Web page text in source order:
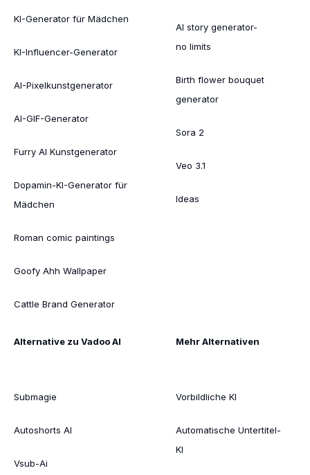
KI-Generator für Mädchen
KI-Influencer-Generator
AI-Pixelkunstgenerator
AI-GIF-Generator
Furry AI Kunstgenerator
Dopamin-KI-Generator für
Mädchen
Roman comic paintings
Goofy Ahh Wallpaper
Cattle Brand Generator
AI story generator-
no limits
Birth flower bouquet
generator
Sora 2
Veo 3.1
Ideas
Alternative zu Vadoo AI
Submagie
Autoshorts AI
Vsub-Ai
Mehr Alternativen
Vorbildliche KI
Automatische Untertitel-
KI